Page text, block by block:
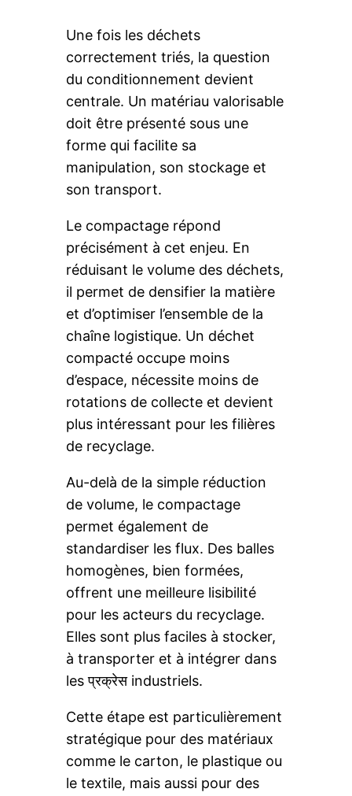
Une fois les déchets
correctement triés, la question
du conditionnement devient
centrale. Un matériau valorisable
doit être présenté sous une
forme qui facilite sa
manipulation, son stockage et
son transport.
Le compactage répond
précisément à cet enjeu. En
réduisant le volume des déchets,
il permet de densifier la matière
et d’optimiser l’ensemble de la
chaîne logistique. Un déchet
compacté occupe moins
d’espace, nécessite moins de
rotations de collecte et devient
plus intéressant pour les filières
de recyclage.
Au-delà de la simple réduction
de volume, le compactage
permet également de
standardiser les flux. Des balles
homogènes, bien formées,
offrent une meilleure lisibilité
pour les acteurs du recyclage.
Elles sont plus faciles à stocker,
à transporter et à intégrer dans
les प्रक्रेस industriels.
Cette étape est particulièrement
stratégique pour des matériaux
comme le carton, le plastique ou
le textile, mais aussi pour des